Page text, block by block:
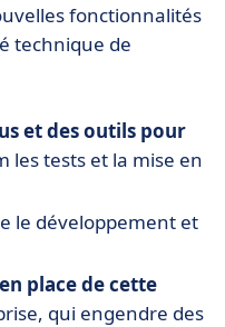
fonctionnalités
technique de
et des outils pour
les tests et la mise en
le développement et
place de cette
qui engendre des